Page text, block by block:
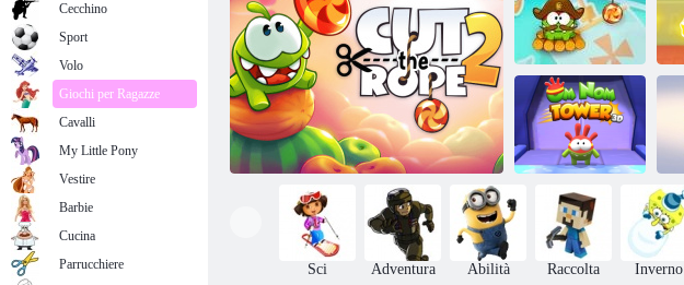
Nom Om: Time
Travel
Om nom -tower
3d
Sci Adventura Abilità Raccolta Inverno
Cecchino
Sport
Volo
Giochi per Ragazze
Cavalli
My Little Pony
Vestire
Barbie
Cucina
Parrucchiere